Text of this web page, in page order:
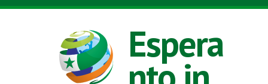
Direkt zum Inhalt
Espera